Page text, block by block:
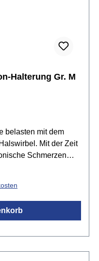
Halterung Gr. M
belasten mit dem
Mit der Zeit
Schmerzen
Dreipunkt-Trage-
wird auf die
übertragen und
das Sax-Gewicht